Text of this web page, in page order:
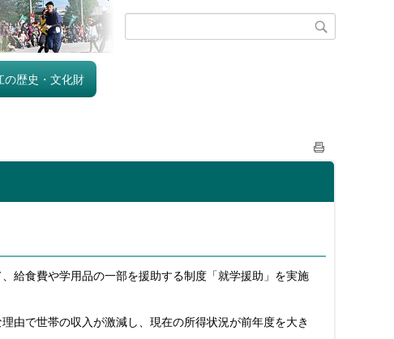
の歴史・文化財
給食費や学用品の一部を援助する制度「就学援助」を実施
由で世帯の収入が激減し、現在の所得状況が前年度を大き